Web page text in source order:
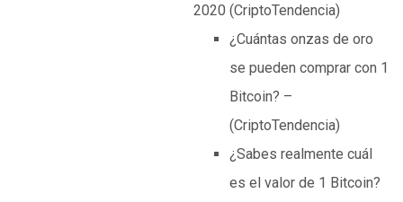
2020 (CriptoTendencia)
¿Cuántas onzas de oro
se pueden comprar con 1
Bitcoin? –
(CriptoTendencia)
¿Sabes realmente cuál
es el valor de 1 Bitcoin?